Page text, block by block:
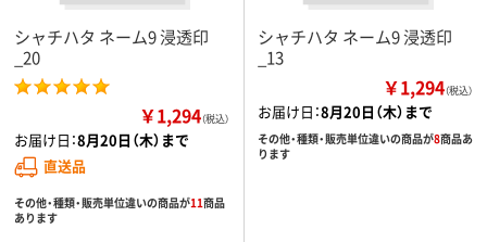
シャチハタ ネーム9 浸透印
_20
￥1,294（税込）
お届け日：8月20日（木）まで
直送品
その他・種類・販売単位違いの商品が11商品
あります
シャチハタ ネーム9 浸透印
_13
￥1,294（税込）
お届け日：8月20日（木）まで
その他・種類・販売単位違いの商品が8商品あ
ります